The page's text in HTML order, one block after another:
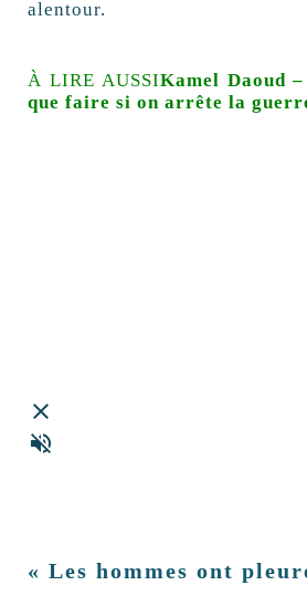
alentour.
À LIRE AUSSIKamel Daoud
que faire si on arrête la
close
volume_off
« Les hommes ont